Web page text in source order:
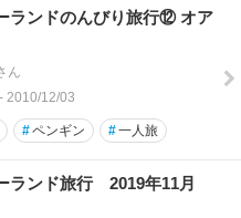
ランドのんびり旅行⑫ オア
ん
2010/12/03
#ペンギン #一人旅
ランド旅行 2019年11月